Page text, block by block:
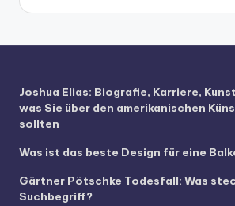
Joshua Elias: Biografie, Karriere,
was Sie über den amerikanischen
sollten
Was ist das beste Design für eine
Gärtner Pötschke Todesfall: Was
Suchbegriff?